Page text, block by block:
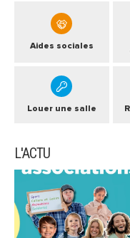
Aides sociales
Louer une salle
L'ACTU